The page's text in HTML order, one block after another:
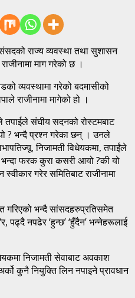
संसदको राज्य व्यवस्था तथा सुशासन
माग गरेको छ ।
व्यवस्थामा गरेको बदमासीको
राजीनामा मागेको हो ।
तपाईले संघीय सदनको रोस्टमबाट
? भन्दै प्रश्न गरेका छन् । उनले
निजामती विधेयकमा, तपाईंले
फरक कुरा कसरी आयो ?की यो
गरेर समितिबाट राजीनामा
गरिएको भन्दै सांसदहरुप्रतिसमेत
नपढेर ‘हुन्छ’ ‘हुँदैन’ भन्नेहरूलाई
निजामती सेवाबाट अवकाश
कुनै नियुक्ति लिन नपाइने प्रावधान